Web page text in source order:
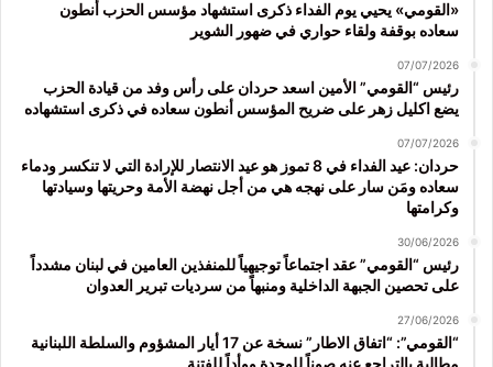
«القومي» يحيي يوم الفداء ذكرى استشهاد مؤسس الحزب أنطون
سعاده بوقفة ولقاء حواري في ضهور الشوير
07/07/2026
رئيس “القومي” الأمين اسعد حردان على رأس وفد من قيادة الحزب
يضع اكليل زهر على ضريح المؤسس أنطون سعاده في ذكرى استشهاده
07/07/2026
حردان: عيد الفداء في 8 تموز هو عيد الانتصار للإرادة التي لا تنكسر ودماء
سعاده ومَن سار على نهجه هي من أجل نهضة الأمة وحريتها وسيادتها
وكرامتها
30/06/2026
رئيس “القومي” عقد اجتماعاً توجيهياً للمنفذين العامين في لبنان مشدداً
على تحصين الجبهة الداخلية ومنبهاً من سرديات تبرير العدوان
27/06/2026
“القومي”: “اتفاق الاطار” نسخة عن 17 أيار المشؤوم والسلطة اللبنانية
مطالبة بالتراجع عنه صوناً للوحدة ووأداً للفتنة